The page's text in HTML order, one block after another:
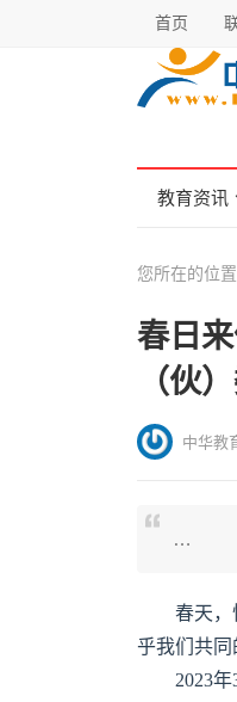
首页
教育资讯
您所在的位置
春日
（伙
中华教
…
春天，
乎我们共
2023